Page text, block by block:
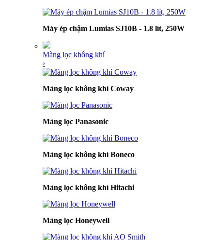
Máy ép chậm Lumias SJ10B - 1.8 lít, 250W
Màng lọc không khí
›
Màng lọc không khí Coway
Màng lọc Panasonic
Màng lọc không khí Boneco
Màng lọc không khí Hitachi
Màng lọc Honeywell